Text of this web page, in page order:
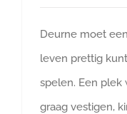
Deurne moet
leven prettig
spelen. Een plek
graag vestigen,